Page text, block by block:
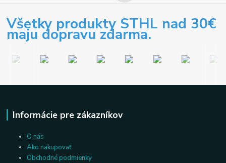
Všetky produkty STHL nad 30€
maju dopravu zdarma.
Informácie pre zákazníkov
O nás
Ako nakupovať
Obchodné podmienky